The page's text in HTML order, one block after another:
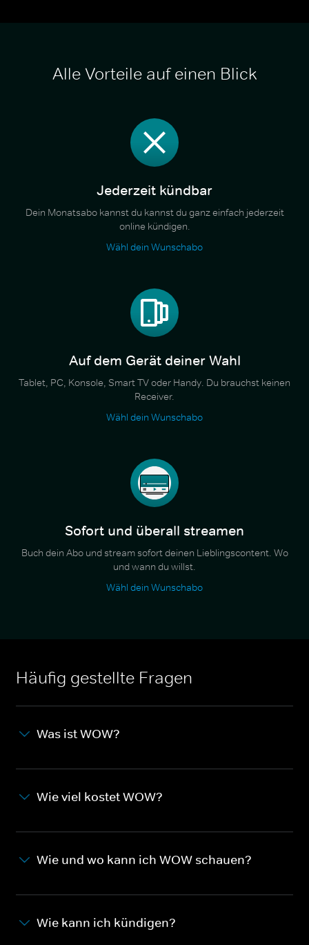
Alle Vorteile auf einen Blick
Jederzeit kündbar
Dein Monatsabo kannst du kannst du ganz einfach jederzeit
online kündigen.
Wähl dein Wunschabo
Auf dem Gerät deiner Wahl
Tablet, PC, Konsole, Smart TV oder Handy. Du brauchst keinen
Receiver.
Wähl dein Wunschabo
Sofort und überall streamen
Buch dein Abo und stream sofort deinen Lieblingscontent. Wo
und wann du willst.
Wähl dein Wunschabo
Häufig gestellte Fragen
Was ist WOW?
Wie viel kostet WOW?
Wie und wo kann ich WOW schauen?
Wie kann ich kündigen?